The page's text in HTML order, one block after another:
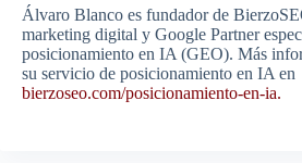
Álvaro Blanco es fundador de
marketing digital y Google Partner
posicionamiento en IA (GEO). Más
su servicio de posicionamiento en IA en
bierzoseo.com/posicionamiento-en-ia.